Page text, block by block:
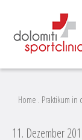
Home . Praktikum
11. Dezember